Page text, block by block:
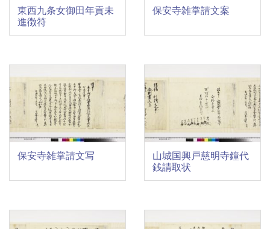
東西九条女御田年貢未
進徴符
保安寺雑掌請文案
保安寺雑掌請文写
山城国興戸慈明寺鐘代
銭請取状